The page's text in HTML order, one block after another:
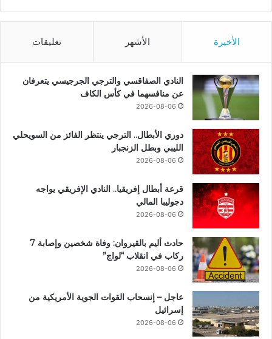
الأخيرة الأشهر تعليقات
النادي الصفاقسي والترجي الجرجيسي يتعرفان
عن منافسهما في كأس الكاف
2026-08-06
دوري الأبطال.. الترجي ينتظر الفائز من السويحلي
الليبي وبطل الزنجبار
2026-08-06
قرعة أبطال إفريقيا.. النادي الإفريقي يواجه
دجوليبا المالي
2026-08-06
حادث أليم بالقيروان: وفاة شخصين وإصابة 7
ركاب في انقلاب “لواج”
2026-08-06
عاجل – إنسحاب القوات الجوية الأمريكية من
إسرائيل
2026-08-06